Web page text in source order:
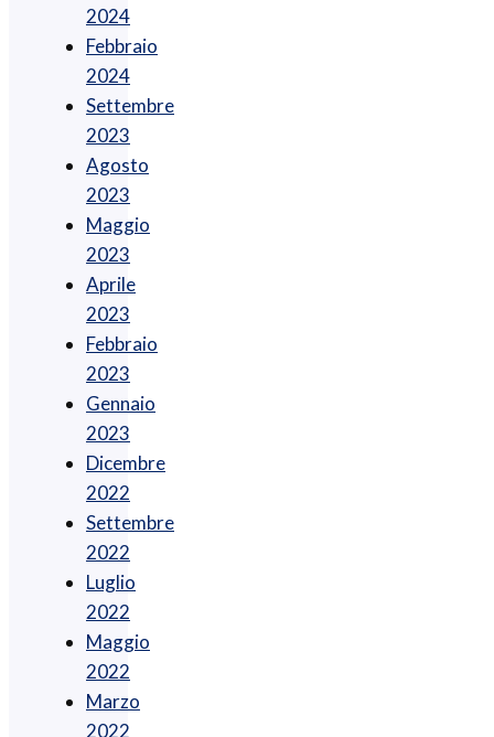
2024
Febbraio
2024
Settembre
2023
Agosto
2023
Maggio
2023
Aprile
2023
Febbraio
2023
Gennaio
2023
Dicembre
2022
Settembre
2022
Luglio
2022
Maggio
2022
Marzo
2022